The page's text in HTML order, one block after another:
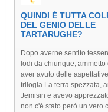
QUINDI È TUTTA
DEL GENIO DELLE
TARTARUGHE?
Dopo averne sentito
lodi da chiunque, ammetto
aver avuto delle
trilogia La terra spezzata,
Jemisin e avevo
non c'è stato però un vero